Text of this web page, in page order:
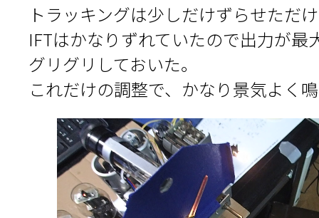
トラッキングは少しだけずらせただ
IFTはかなりずれていたので出力が最
グリグリしておいた。
これだけの調整で、かなり景気よく